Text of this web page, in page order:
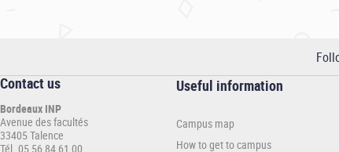
Contact us
Bordeaux INP
Avenue des facultés
33405 Talence
Tél. 05 56 84 61 00
Informations
INP
Useful information
Campus map
How to get to campus